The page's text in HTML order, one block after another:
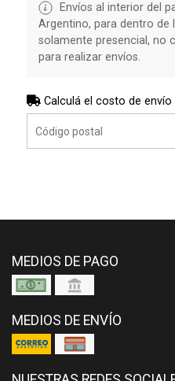
Envíos al interior del
Argentino, para dentro de
solamente presencial, no
para realizar envíos.
Calculá el costo de envío
MEDIOS DE PAGO
MEDIOS DE ENVÍO